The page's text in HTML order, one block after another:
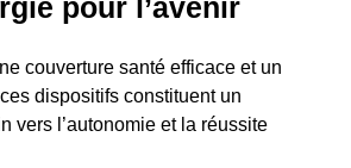
pour l’avenir
couverture santé efficace et un
dispositifs constituent un
vers l’autonomie et la réussite